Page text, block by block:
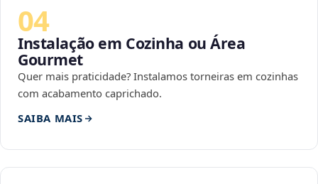
04
Instalação em Cozinha ou Área
Gourmet
Quer mais praticidade? Instalamos torneiras em cozinhas
com acabamento caprichado.
SAIBA MAIS